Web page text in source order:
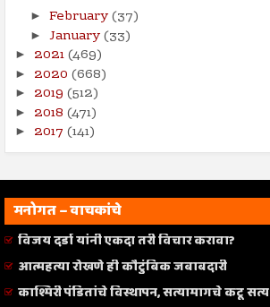
► February(37)
► January(33)
► 2021(469)
► 2020 (668)
► 2019 (512)
► 2018 (471)
► 2017 (141)
मनोगत – वाचकांचे
विजय दर्डा यांनी एकदा तरी विचार करावा?
आत्महत्या रोखणे ही कौटुंबिक जबाबदारी
काश्मिरी पंडितांचे विस्थापन, सत्यामागचे कटू सत्य